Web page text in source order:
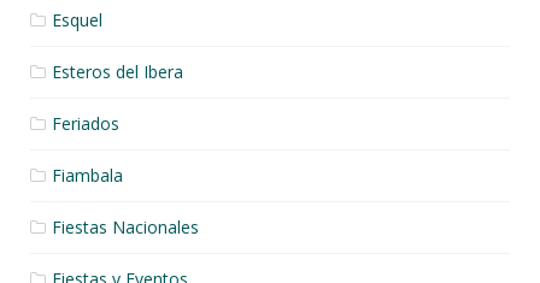
Esquel
Esteros del Ibera
Feriados
Fiambala
Fiestas Nacionales
Fiestas y Eventos